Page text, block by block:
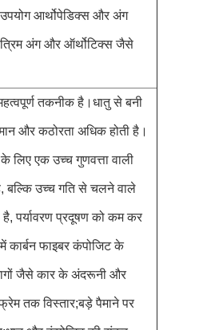
आर्थोपेडिक्स और अंग
अंग और ऑर्थोटिक्स जैसे
तकनीक है।धातु से बनी
और कठोरता अधिक होती है।
लिए एक उच्च गुणवत्ता वाली
बल्कि उच्च गति से चलने वाले
पर्यावरण प्रदूषण को कम कर
कार्बन फाइबर कंपोजिट के
जैसे कार के अंदरूनी और
तक विस्तार;बड़े पैमाने पर